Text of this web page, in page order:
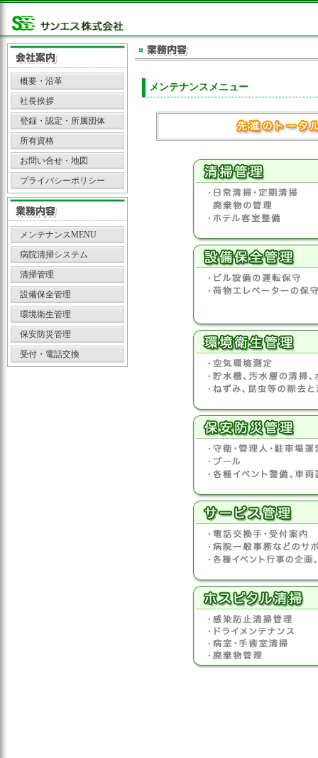
概要・沿革
社長挨拶
登録・認定・所属団体
所有資格
お問い合せ・地図
プライバシーポリシー
メンテナンスMENU
病院清掃システム
清掃管理
設備保全管理
環境衛生管理
保安防災管理
受付・電話交換
メンテナンスメニュー